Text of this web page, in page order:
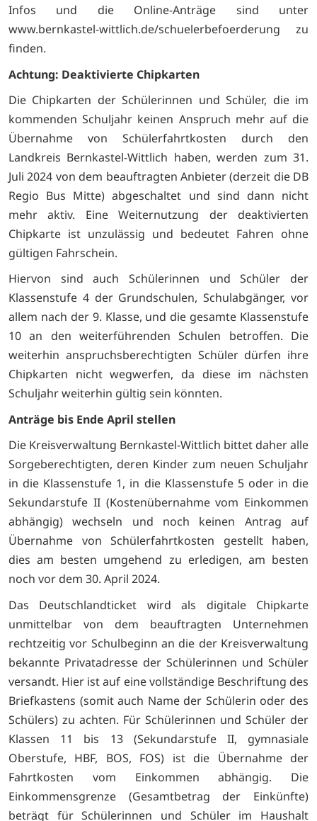
Infos und die Online-Anträge sind unter
www.bernkastel-wittlich.de/schuelerbefoerderung zu
finden.
Achtung: Deaktivierte Chipkarten
Die Chipkarten der Schülerinnen und Schüler, die im
kommenden Schuljahr keinen Anspruch mehr auf die
Übernahme von Schülerfahrtkosten durch den
Landkreis Bernkastel-Wittlich haben, werden zum 31.
Juli 2024 von dem beauftragten Anbieter (derzeit die DB
Regio Bus Mitte) abgeschaltet und sind dann nicht
mehr aktiv. Eine Weiternutzung der deaktivierten
Chipkarte ist unzulässig und bedeutet Fahren ohne
gültigen Fahrschein.
Hiervon sind auch Schülerinnen und Schüler der
Klassenstufe 4 der Grundschulen, Schulabgänger, vor
allem nach der 9. Klasse, und die gesamte Klassenstufe
10 an den weiterführenden Schulen betroffen. Die
weiterhin anspruchsberechtigten Schüler dürfen ihre
Chipkarten nicht wegwerfen, da diese im nächsten
Schuljahr weiterhin gültig sein könnten.
Anträge bis Ende April stellen
Die Kreisverwaltung Bernkastel-Wittlich bittet daher alle
Sorgeberechtigten, deren Kinder zum neuen Schuljahr
in die Klassenstufe 1, in die Klassenstufe 5 oder in die
Sekundarstufe II (Kostenübernahme vom Einkommen
abhängig) wechseln und noch keinen Antrag auf
Übernahme von Schülerfahrtkosten gestellt haben,
dies am besten umgehend zu erledigen, am besten
noch vor dem 30. April 2024.
Das Deutschlandticket wird als digitale Chipkarte
unmittelbar von dem beauftragten Unternehmen
rechtzeitig vor Schulbeginn an die der Kreisverwaltung
bekannte Privatadresse der Schülerinnen und Schüler
versandt. Hier ist auf eine vollständige Beschriftung des
Briefkastens (somit auch Name der Schülerin oder des
Schülers) zu achten. Für Schülerinnen und Schüler der
Klassen 11 bis 13 (Sekundarstufe II, gymnasiale
Oberstufe, HBF, BOS, FOS) ist die Übernahme der
Fahrtkosten vom Einkommen abhängig. Die
Einkommensgrenze (Gesamtbetrag der Einkünfte)
beträgt für Schülerinnen und Schüler im Haushalt